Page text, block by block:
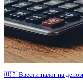
🇺🇿 Ввести налог на